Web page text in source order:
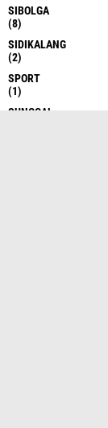
SIBOLGA
(8)
SIDIKALANG
(2)
SPORT
(1)
SUNGGAL